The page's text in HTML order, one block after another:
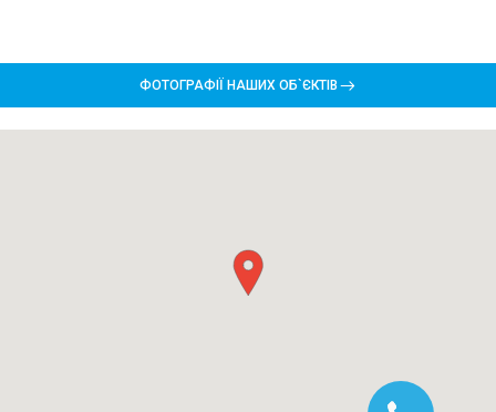
ФОТОГРАФІЇ НАШИХ ОБ`ЄКТІВ